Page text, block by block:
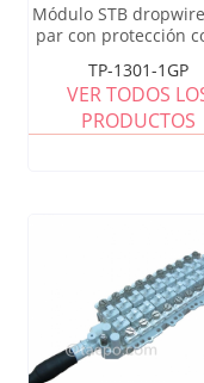
Módulo STB
par con protección
sobrecorriente,
gel
TP-1301-1GP
VER TODOS
PRODUCTOS